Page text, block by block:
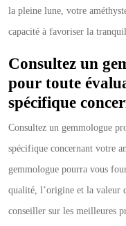
la pleine lune, votre
capacité à favoriser la
Consultez un
pour toute
spécifique
Consultez un gemmologue
spécifique concernant votre
gemmologue pourra vous
qualité, l’origine et la valeur
conseiller sur les meilleures